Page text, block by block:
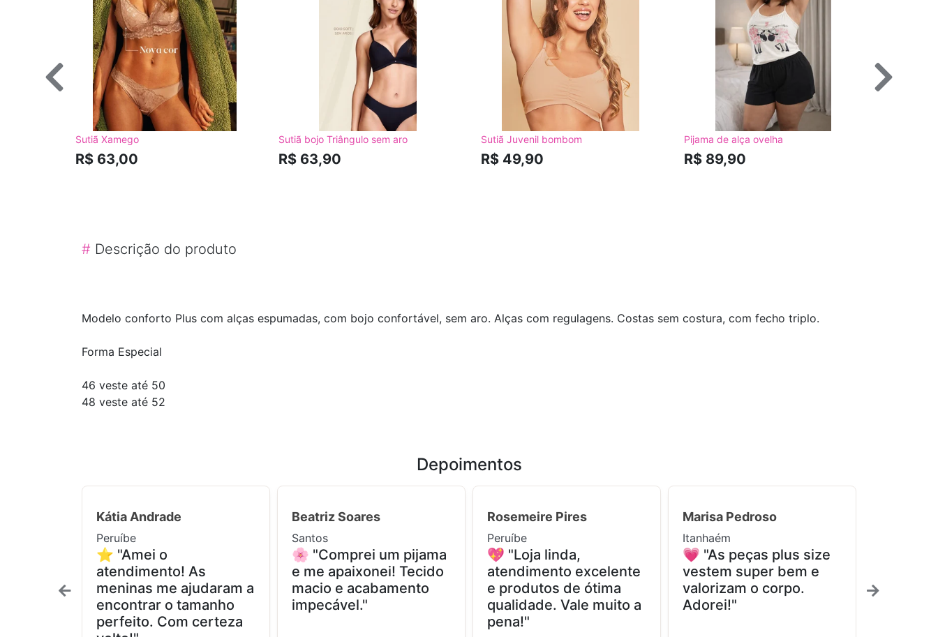
Sutiã Xamego
R$ 63,00
Sutiã bojo Triângulo sem aro
R$ 63,90
Sutiã Juvenil bombom
R$ 49,90
Pijama de alça ovelha
R$ 89,90
# Descrição do produto
Modelo conforto Plus com alças espumadas, com bojo confortável, sem aro. Alças com regulagens. Costas sem costura, com fecho triplo.
Forma Especial
46 veste até 50
48 veste até 52
Depoimentos
Kátia Andrade
Peruíbe
⭐ "Amei o
atendimento! As
meninas me ajudaram a
encontrar o tamanho
perfeito. Com certeza
Beatriz Soares
Santos
🌸 "Comprei um pijama
e me apaixonei! Tecido
macio e acabamento
impecável."
Rosemeire Pires
Peruíbe
💖 "Loja linda,
atendimento excelente
e produtos de ótima
qualidade. Vale muito a
pena!"
Marisa Pedroso
Itanhaém
💗 "As peças plus size
vestem super bem e
valorizam o corpo.
Adorei!"